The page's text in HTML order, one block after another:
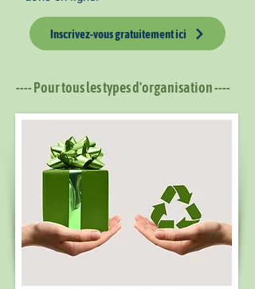
Inscrivez-vous gratuitement ici
---- Pour tous les types d'organisation ----